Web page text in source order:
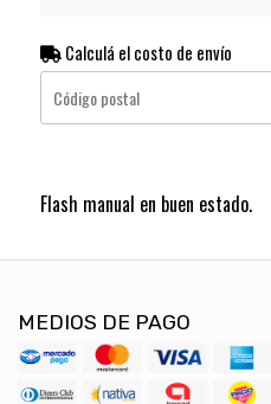
Calculá el costo de envío
Flash manual en buen estado.
MEDIOS DE PAGO